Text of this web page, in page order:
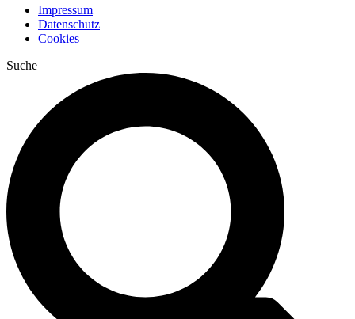
Impressum
Datenschutz
Cookies
Suche